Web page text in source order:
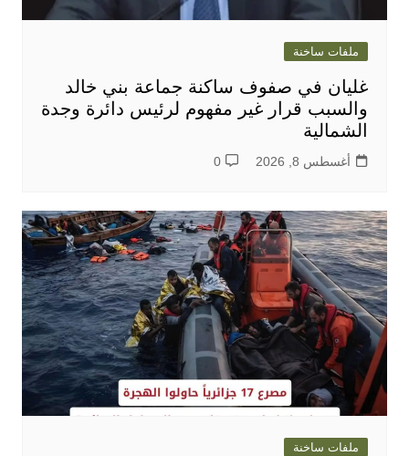
ملفات ساخنة
غليان في صفوف ساكنة جماعة بني خالد
والسبب قرار غير مفهوم لرئيس دائرة وجدة
الشمالية
أغسطس 8, 2026 0
ملفات ساخنة